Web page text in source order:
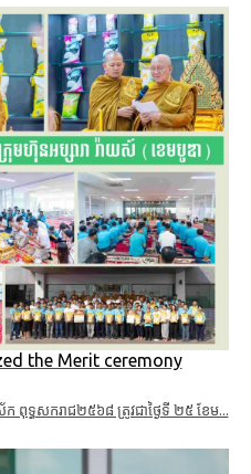
the Merit ceremony
ពុទ្ធសករាជ២៥៦៨ ត្រូវជាថ្ងៃទី ២៥ ខែម...